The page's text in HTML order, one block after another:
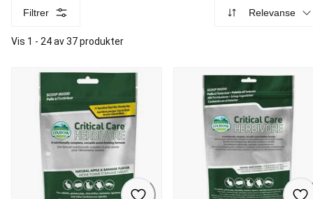
Filtrer Relevanse
Vis 1 - 24 av 37 produkter